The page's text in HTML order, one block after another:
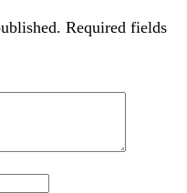
Required fields